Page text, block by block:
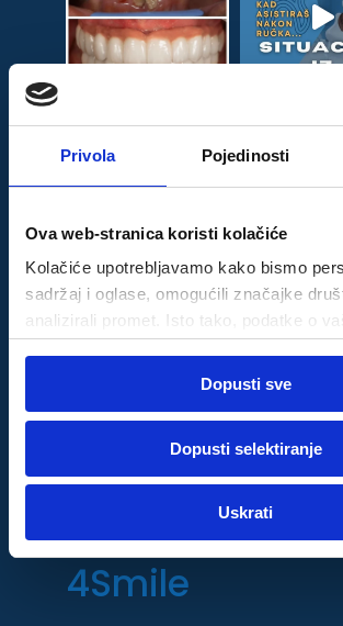
Privola Pojedinosti
Ova web-stranica koristi kolačiće
Kolačiće upotrebljavamo kako bismo
sadržaj i oglase, omogućili značajke
analizirali promet. Isto tako, podatke o
drugim podacima koje ste im pružili ili
dok ste upotrebljavali njihove usluge.
Marketinški
Dopusti sve
Dopusti selektiranje
Uskrati
Follow on
Youtube
Dental Centar
4Smile